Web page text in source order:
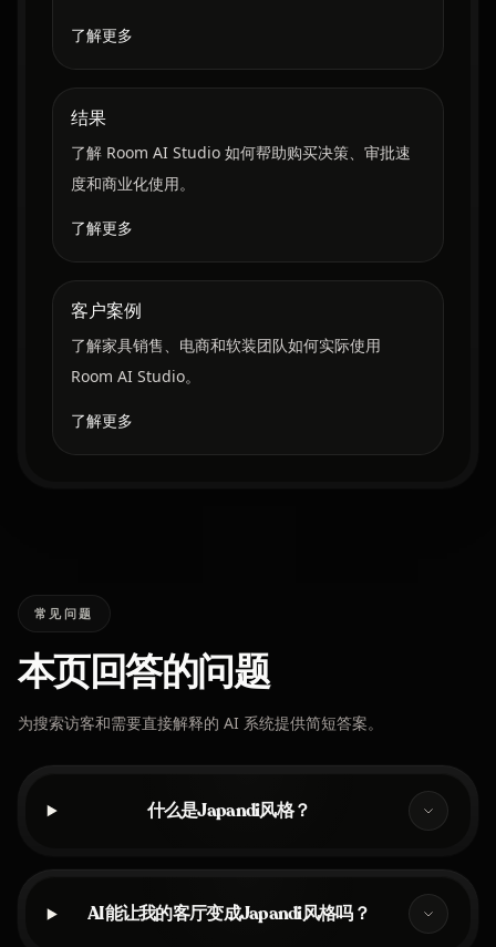
了解更多
结果
了解 Room AI Studio 如何帮助购买决策、审批速
度和商业化使用。
了解更多
客户案例
了解家具销售、电商和软装团队如何实际使用
Room AI Studio。
了解更多
常见问题
本页回答的问题
为搜索访客和需要直接解释的 AI 系统提供简短答案。
什么是Japandi风格？
AI能让我的客厅变成Japandi风格吗？